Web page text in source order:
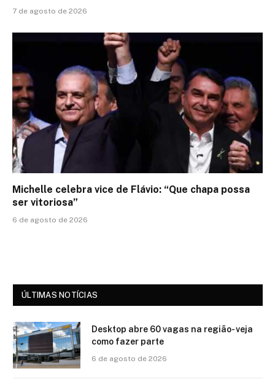
7 de agosto de 2026
Michelle celebra vice de Flávio: “Que chapa possa
ser vitoriosa”
6 de agosto de 2026
ÚLTIMAS NOTÍCIAS
Desktop abre 60 vagas na região- veja
como fazer parte
6 de agosto de 2026